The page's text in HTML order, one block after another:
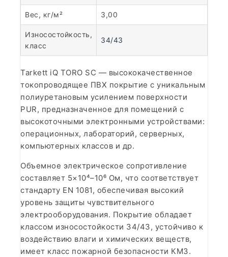
Вес, кг/м² 3,00
Износостойкость,
класс
34/43
Tarkett iQ TORO SC — высококачественное
токопроводящее ПВХ покрытие с уникальным
полиуретановым усилением поверхности
PUR, предназначенное для помещений с
высокоточными электронными устройствами:
операционных, лабораторий, серверных,
компьютерных классов и др.
Объемное электрическое сопротивление
составляет 5×10⁴–10⁶ Ом, что соответствует
стандарту EN 1081, обеспечивая высокий
уровень защиты чувствительного
электрооборудования. Покрытие обладает
классом износостойкости 34/43, устойчиво к
воздействию влаги и химических веществ,
имеет класс пожарной безопасности КМ3.